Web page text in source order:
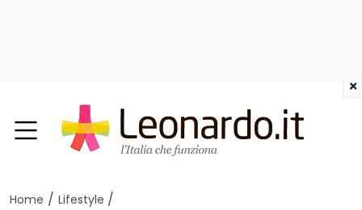
Home / Lifestyle /
×